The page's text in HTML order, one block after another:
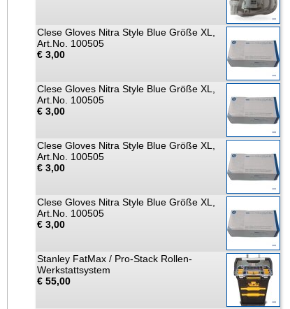
Clese Gloves Nitra Style Blue Größe XL,
Art.No. 100505
€ 3,00
Clese Gloves Nitra Style Blue Größe XL,
Art.No. 100505
€ 3,00
Clese Gloves Nitra Style Blue Größe XL,
Art.No. 100505
€ 3,00
Clese Gloves Nitra Style Blue Größe XL,
Art.No. 100505
€ 3,00
Stanley FatMax / Pro-Stack Rollen-
Werkstattsystem
€ 55,00